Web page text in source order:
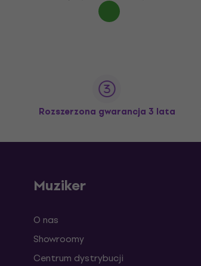
Rozszerzona gwarancja 3 lata
Muziker
O nas
Showroomy
Centrum dystrybucji